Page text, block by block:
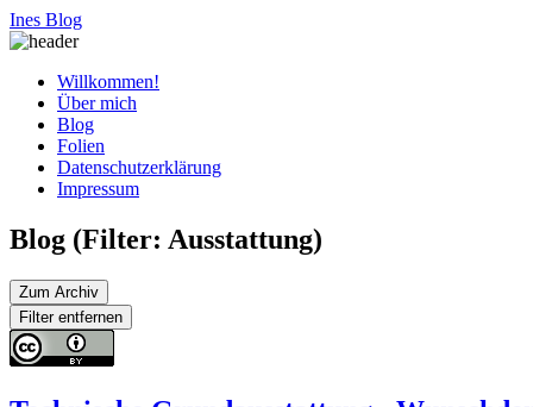
Ines Blog
Willkommen!
Über mich
Blog
Folien
Datenschutzerklärung
Impressum
Blog (Filter: Ausstattung)
Zum Archiv
Filter entfernen